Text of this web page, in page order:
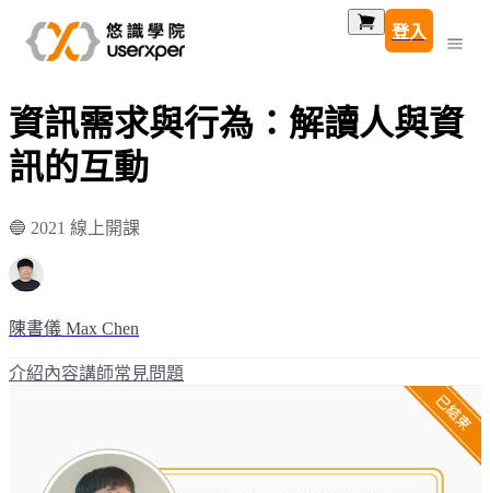
登入
資訊需求與行為：解讀人與資
訊的互動
🔵 2021 線上開課
陳書儀 Max Chen
介紹內容講師常見問題